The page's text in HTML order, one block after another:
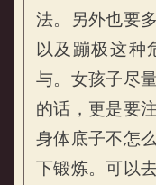
法。另外也要
以及蹦极这种
与。女孩子尽
的话，更是要
身体底子不怎
下锻炼。可以